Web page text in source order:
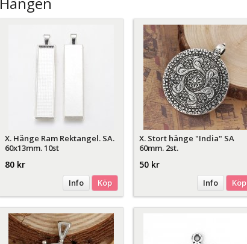
X. Hänge Ram Rektangel. SA.
60x13mm. 10st
80 kr
Info Köp
X. Stort hänge "India" SA
60mm. 2st.
50 kr
Info Köp